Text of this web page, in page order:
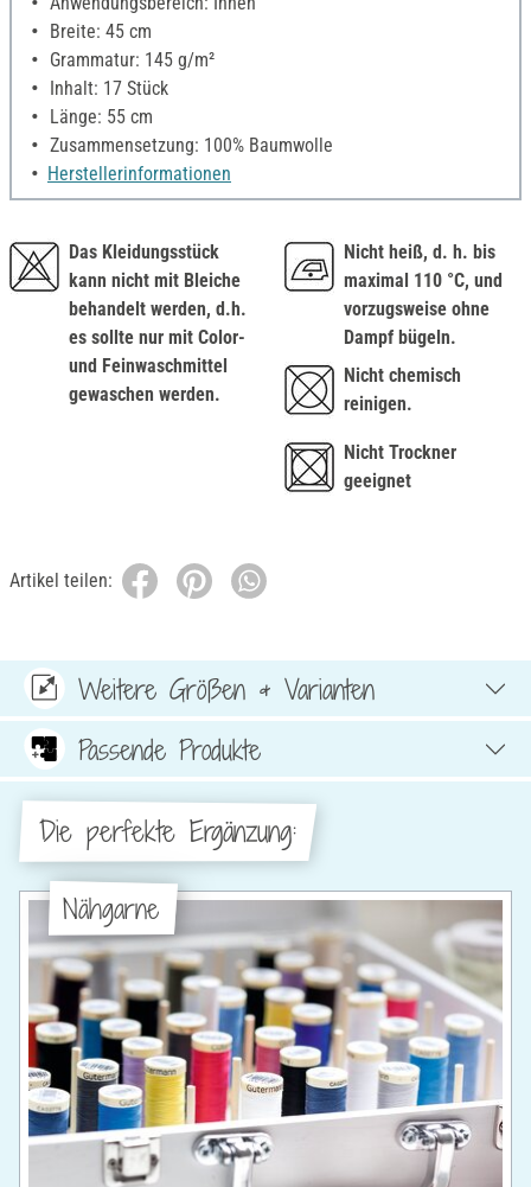
Breite: 45 cm
Grammatur: 145 g/m²
Inhalt: 17 Stück
Länge: 55 cm
Zusammensetzung: 100% Baumwolle
Herstellerinformationen
Das Kleidungsstück
kann nicht mit Bleiche
behandelt werden, d.h.
es sollte nur mit Color-
und Feinwaschmittel
gewaschen werden.
Nicht heiß, d. h. bis
maximal 110 °C, und
vorzugsweise ohne
Dampf bügeln.
Nicht chemisch
reinigen.
Nicht Trockner
geeignet
Artikel teilen:
Weitere Größen & Varianten
Passende Produkte
Die perfekte Ergänzung:
Nähgarne